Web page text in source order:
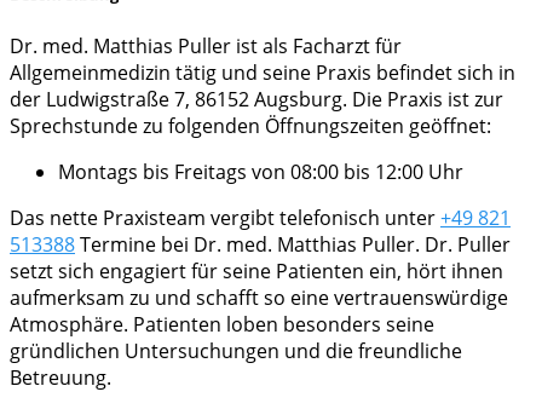
Dr. med. Matthias Puller ist als Facharzt für
Allgemeinmedizin tätig und seine Praxis befindet sich in
der Ludwigstraße 7, 86152 Augsburg. Die Praxis ist zur
Sprechstunde zu folgenden Öffnungszeiten geöffnet:
Montags bis Freitags von 08:00 bis 12:00 Uhr
Das nette Praxisteam vergibt telefonisch unter+49 821
513388Termine bei Dr. med. Matthias Puller. Dr. Puller
setzt sich engagiert für seine Patienten ein, hört ihnen
aufmerksam zu und schafft so eine vertrauenswürdige
Atmosphäre. Patienten loben besonders seine
gründlichen Untersuchungen und die freundliche
Betreuung.